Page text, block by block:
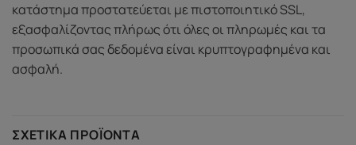
κατάστημα προστατεύεται με πιστοποιητικό SSL,
εξασφαλίζοντας πλήρως ότι όλες οι πληρωμές και τα
προσωπικά σας δεδομένα είναι κρυπτογραφημένα και
ασφαλή.
ΣΧΕΤΙΚΆ ΠΡΟΪΌΝΤΑ